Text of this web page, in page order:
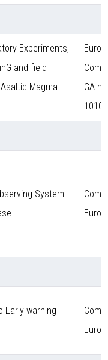
Experiments,
and field
Magma
GA n.
System
Early warning